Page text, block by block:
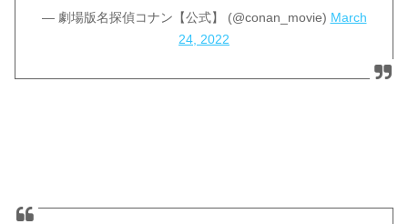
— 劇場版名探偵コナン【公式】 (@conan_movie) March
24, 2022